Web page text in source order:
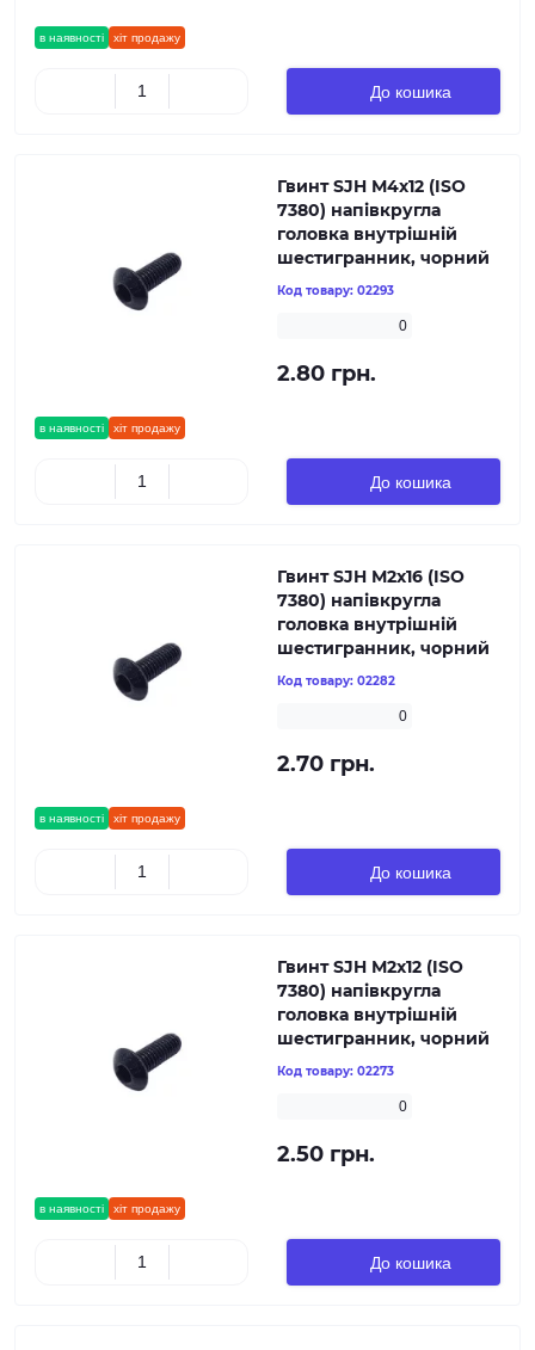
в наявності хіт продажу
До кошика
в наявності хіт продажу
Гвинт SJH М4х12 (ISO
7380) напівкругла
головка внутрішній
шестигранник, чорний
Код товару: 02293
0
2.80 грн.
До кошика
в наявності хіт продажу
Гвинт SJH М2х16 (ISO
7380) напівкругла
головка внутрішній
шестигранник, чорний
Код товару: 02282
0
2.70 грн.
До кошика
в наявності хіт продажу
Гвинт SJH М2х12 (ISO
7380) напівкругла
головка внутрішній
шестигранник, чорний
Код товару: 02273
0
2.50 грн.
До кошика